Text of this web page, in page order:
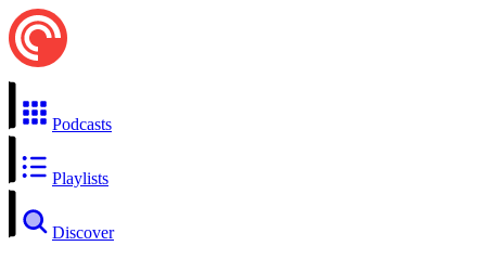
Podcasts
Playlists
Discover